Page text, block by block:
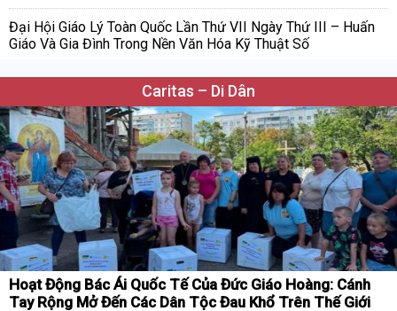
Đại Hội Giáo Lý Toàn Quốc Lần Thứ VII Ngày Thứ III – Huấn
Giáo Và Gia Đình Trong Nền Văn Hóa Kỹ Thuật Số
Caritas – Di Dân
Hoạt Động Bác Ái Quốc Tế Của Đức Giáo Hoàng: Cánh
Tay Rộng Mở Đến Các Dân Tộc Đau Khổ Trên Thế Giới